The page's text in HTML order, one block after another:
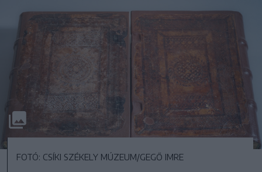
FOTÓ: CSÍKI SZÉKELY MÚZEUM/GEGŐ IMRE